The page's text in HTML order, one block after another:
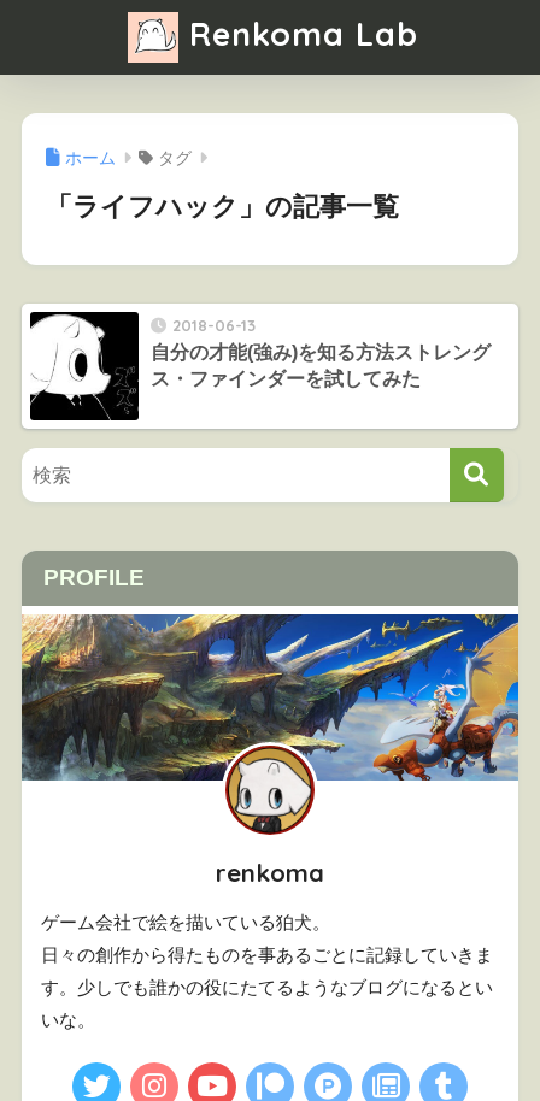
Renkoma Lab
ホーム タグ
「ライフハック」の記事一覧
2018-06-13
自分の才能(強み)を知る方法ストレング
ス・ファインダーを試してみた
PROFILE
renkoma
ゲーム会社で絵を描いている狛犬。
日々の創作から得たものを事あるごとに記録していきま
す。少しでも誰かの役にたてるようなブログになるとい
いな。